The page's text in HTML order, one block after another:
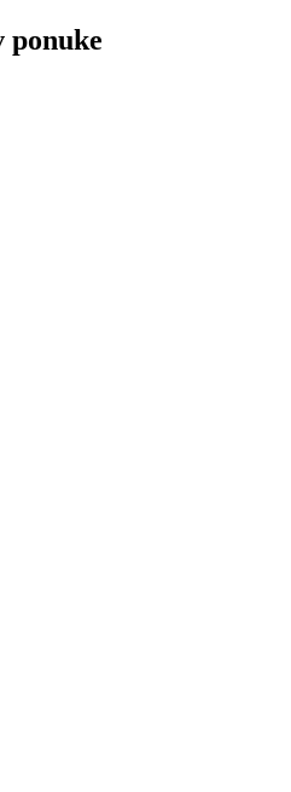
ponuke